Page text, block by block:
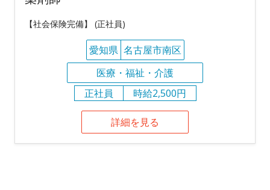
【社会保険完備】 (正社員)
愛知県 名古屋市南区
医療・福祉・介護
正社員
時給2,500円
詳細を見る